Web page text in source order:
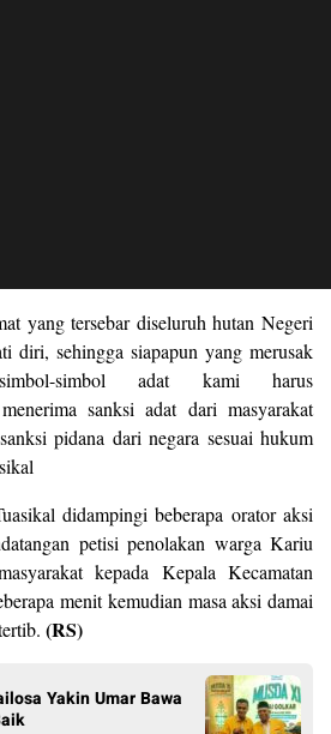
yang tersebar diseluruh hutan Negeri
diri, sehingga siapapun yang merusak
simbol adat kami harus
sanksi adat dari masyarakat
pidana dari negara sesuai hukum
didampingi beberapa orator aksi
petisi penolakan warga Kariu
kepada Kepala Kecamatan
menit kemudian masa aksi damai
(RS)
Yakin Umar Bawa